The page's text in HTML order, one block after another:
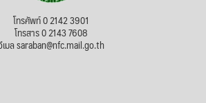
โทรศัพท์ 0 2142 3901
โทรสาร 0 2143 7608
มล saraban@nfc.mail.go.th